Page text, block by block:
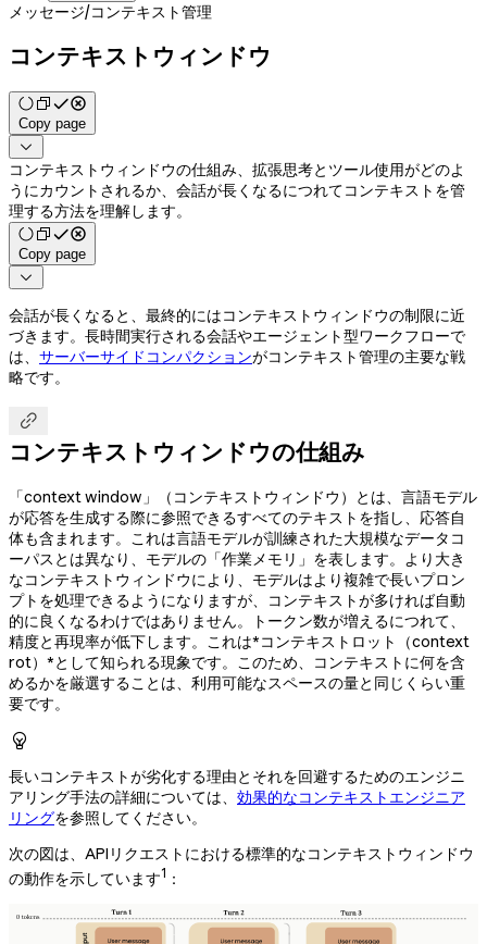
メッセージ/コンテキスト管理
コンテキストウィンドウ
Copy page

コンテキストウィンドウの仕組み、拡張思考とツール使用がどのよ
うにカウントされるか、会話が長くなるにつれてコンテキストを管
理する方法を理解します。
Copy page

会話が長くなると、最終的にはコンテキストウィンドウの制限に近
づきます。長時間実行される会話やエージェント型ワークフローで
は、 サーバーサイドコンパクションがコンテキスト管理の主要な戦
略です。

コンテキストウィンドウの仕組み
「context window」（コンテキストウィンドウ）とは、言語モデル
が応答を生成する際に参照できるすべてのテキストを指し、応答自
体も含まれます。これは言語モデルが訓練された大規模なデータコ
ーパスとは異なり、モデルの「作業メモリ」を表します。より大き
なコンテキストウィンドウにより、モデルはより複雑で長いプロン
プトを処理できるようになりますが、コンテキストが多ければ自動
的に良くなるわけではありません。トークン数が増えるにつれて、
精度と再現率が低下します。これは*コンテキストロット（context
rot）*として知られる現象です。このため、コンテキストに何を含
めるかを厳選することは、利用可能なスペースの量と同じくらい重
要です。

長いコンテキストが劣化する理由とそれを回避するためのエンジニ
アリング手法の詳細については、 効果的なコンテキストエンジニア
リングを参照してください。
次の図は、APIリクエストにおける標準的なコンテキストウィンドウ
の動作を示しています1 ：